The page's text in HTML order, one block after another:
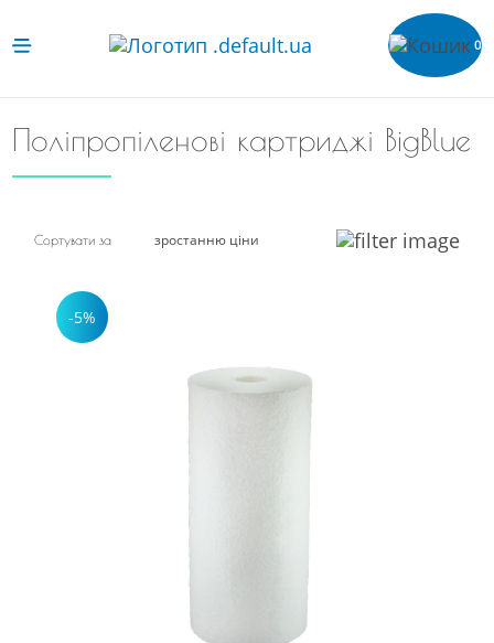
0
Поліпропіленові картриджі BigBlue
Сортувати за зростанню ціни
-5%